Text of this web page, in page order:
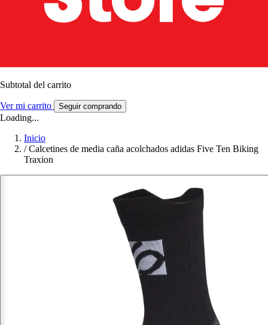
Subtotal del carrito
Ver mi carrito Seguir comprando
Loading...
Inicio
/ Calcetines de media caña acolchados adidas Five Ten Biking
Traxion